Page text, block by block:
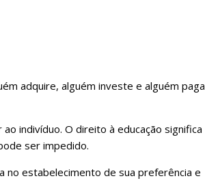
adquire, alguém investe e alguém paga
indivíduo. O direito à educação significa
ser impedido.
no estabelecimento de sua preferência e